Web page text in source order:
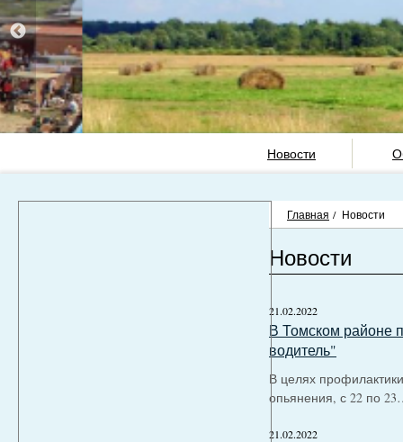
Новости
Главная / Новости
Новости
21.02.2022
В Томском районе
водитель"
В целях
опьянения, с 22 по
21.02.2022